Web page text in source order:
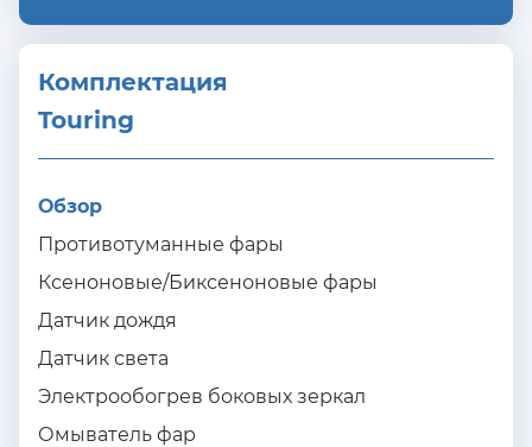
Комплектация
Touring
Обзор
Противотуманные фары
Ксеноновые/Биксеноновые фары
Датчик дождя
Датчик света
Электрообогрев боковых зеркал
Омыватель фар